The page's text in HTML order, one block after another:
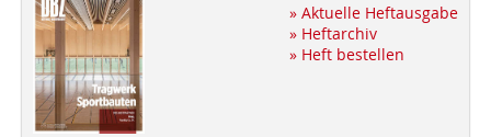
» Aktuelle Heftausgabe
» Heftarchiv
» Heft bestellen